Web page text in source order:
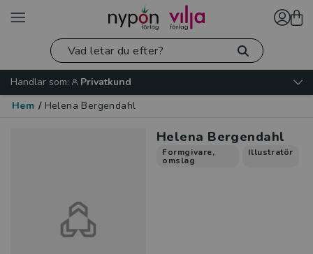
Handlar som:
Privatkund
Hem / Helena Bergendahl
Helena Bergendahl
Formgivare,
omslag
Illustratör